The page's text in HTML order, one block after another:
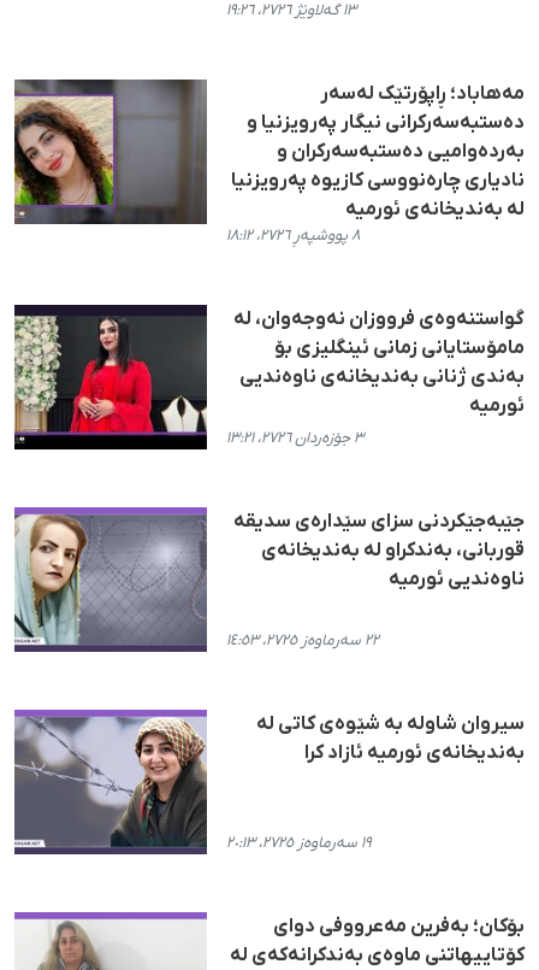
١٣ گەلاوێژ ٢٧٢٦، ١٩:٢٦
مەهاباد؛ ڕاپۆرتێک لەسەر
دەستبەسەرکرانی نیگار پەرویزنیا و
بەردەوامیی دەستبەسەرکران و
نادیاری چارەنووسی کازیوە پەرویزنیا
لە بەندیخانەی ئورمیە
٨ پووشپەڕ ٢٧٢٦، ١٨:١٢
گواستنەوەی فرووزان نەوجەوان، لە
مامۆستایانی زمانی ئینگلیزی بۆ
بەندی ژنانی بەندیخانەی ناوەندیی
ئورمیه
٣ جۆزەردان ٢٧٢٦، ١٣:٢١
جێبەجێکردنی سزای سێدارەی سدیقە
قوربانی، بەندکراو لە بەندیخانەی
ناوەندیی ئورمیە
٢٢ سەرماوەز ٢٧٢٥، ١٤:٥٣
سیروان شاولە بە شێوەی کاتی لە
بەندیخانەی ئورمیە ئازاد کرا
١٩ سەرماوەز ٢٧٢٥، ٢٠:١٣
بۆکان؛ بەفرین مەعرووفی دوای
کۆتاییهاتنی ماوەی بەندکرانەکەی لە